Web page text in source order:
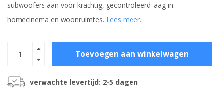
subwoofers aan voor krachtig, gecontroleerd laag in
homecinema en woonruimtes. Lees meer..
Toevoegen aan winkelwagen
verwachte levertijd: 2-5 dagen